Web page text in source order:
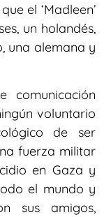
el ‘Madleen’
un holandés,
una alemana y
comunicación
voluntario
de ser
fuerza militar
en Gaza y
el mundo y
sus amigos,